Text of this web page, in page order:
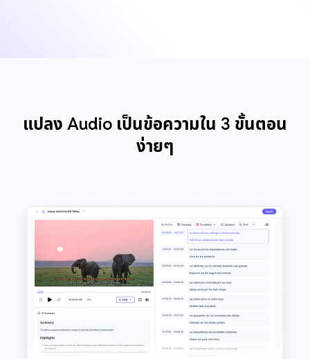
แปลง Audio เป็นข้อความใน 3 ขั้นตอน
ง่ายๆ